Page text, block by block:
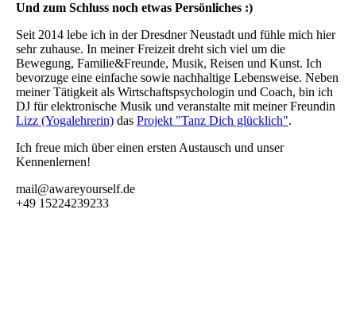
Und zum Schluss noch etwas Persönliches :)
Seit 2014 lebe ich in der Dresdner Neustadt und fühle mich hier
sehr zuhause. In meiner Freizeit dreht sich viel um die
Bewegung, Familie&Freunde, Musik, Reisen und Kunst. Ich
bevorzuge eine einfache sowie nachhaltige Lebensweise. Neben
meiner Tätigkeit als Wirtschaftspsychologin und Coach, bin ich
DJ für elektronische Musik und veranstalte mit meiner Freundin
Lizz (Yogalehrerin) das Projekt "Tanz Dich glücklich".
Ich freue mich über einen ersten Austausch und unser
Kennenlernen!
mail@awareyourself.de
+49 15224239233